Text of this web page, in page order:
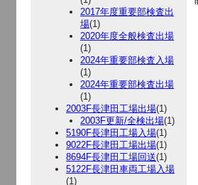
2017年度重要部検査出
場(1)
2020年度全般検査出場
(1)
2024年重要部検査入場
(1)
2024年重要部検査出場
(1)
2003F長津田工場出場(1)
2003F更新/全検出場(1)
5190F長津田工場入場(1)
9022F長津田工場出場(1)
8694F長津田工場回送(1)
5122F長津田車両工場入場
(1)